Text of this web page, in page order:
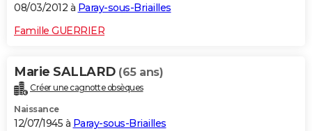
08/03/2012 à Paray-sous-Briailles
Famille GUERRIER
Marie SALLARD (65 ans)
Créer une cagnotte obsèques
Naissance
12/07/1945 à Paray-sous-Briailles